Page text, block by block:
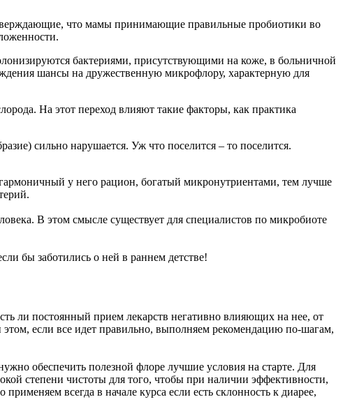
что мамы принимающие правильные пробиотики во
бактериями, присутствующими на коже, в больничной
шансы на дружественную микрофлору, характерную для
На этот переход влияют такие факторы, как практика
сильно нарушается. Уж что поселится – то поселится.
у него рацион, богатый микронутриентами, тем лучше
В этом смысле существует для специалистов по микробиоте
бы заботились о ней в раннем детстве!
ли постоянный прием лекарств негативно влияющих на нее, от
этом, если все идет правильно, выполняем рекомендацию по-шагам,
обеспечить полезной флоре лучшие условия на старте. Для
степени чистоты для того, чтобы при наличии эффективности,
всегда в начале курса если есть склонность к диарее,